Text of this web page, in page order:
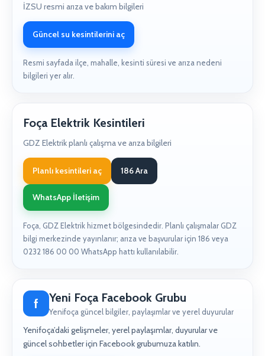
İZSU resmi arıza ve bakım bilgileri
Güncel su kesintilerini aç
Resmi sayfada ilçe, mahalle, kesinti süresi ve arıza nedeni
bilgileri yer alır.
Foça Elektrik Kesintileri
GDZ Elektrik planlı çalışma ve arıza bilgileri
Planlı kesintileri aç 186 Ara
WhatsApp İletişim
Foça, GDZ Elektrik hizmet bölgesindedir. Planlı çalışmalar GDZ
bilgi merkezinde yayınlanır; arıza ve başvurular için 186 veya
0232 186 00 00 WhatsApp hattı kullanılabilir.
f Yeni Foça Facebook Grubu
Yenifoça güncel bilgiler, paylaşımlar ve yerel duyurular
Yenifoça’daki gelişmeler, yerel paylaşımlar, duyurular ve
güncel sohbetler için Facebook grubumuza katılın.